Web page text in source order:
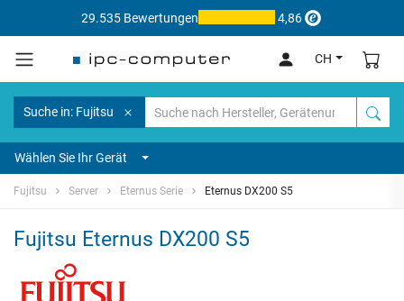
29.535 Bewertungen 4,86
CH
Suche in: Fujitsu
Wählen Sie Ihr Gerät
Fujitsu Server Eternus Serie Eternus DX200 S5
Fujitsu Eternus DX200 S5